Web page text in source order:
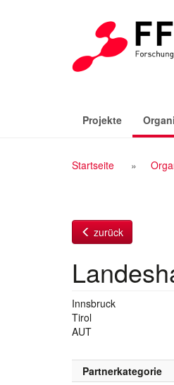
Projekte
Startseite
zurück
Innsbruck
Tirol
AUT
Partnerkategorie